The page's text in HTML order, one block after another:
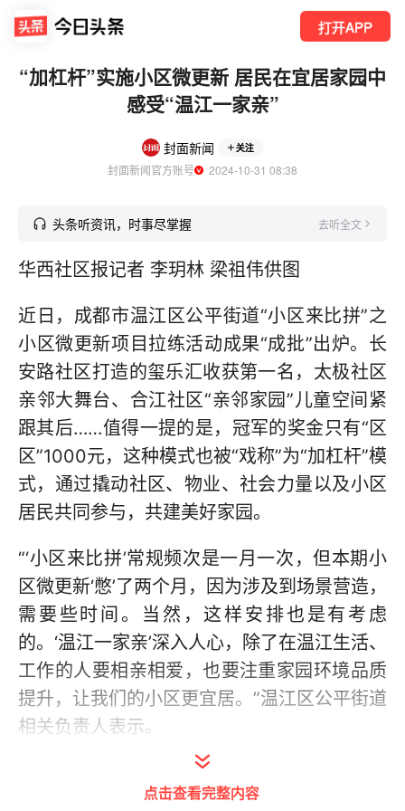
打开APP
“加杠杆”实施小区微更新 居民在宜居家园中
感受“温江一家亲”
封面新闻 关注
封面新闻官方账号
  2024-10-31 08:38
头条听资讯，时事尽掌握 去听全文
华西社区报记者 李玥林 梁祖伟供图
近日，成都市温江区公平街道“小区来比拼”之
小区微更新项目拉练活动成果“成批”出炉。长
安路社区打造的玺乐汇收获第一名，太极社区
亲邻大舞台、合江社区“亲邻家园”儿童空间紧
跟其后……值得一提的是，冠军的奖金只有“区
区”1000元，这种模式也被“戏称”为“加杠杆”模
式，通过撬动社区、物业、社会力量以及小区
居民共同参与，共建美好家园。
“‘小区来比拼’常规频次是一月一次，但本期小
区微更新‘憋’了两个月，因为涉及到场景营造，
需要些时间。当然，这样安排也是有考虑
的。‘温江一家亲’深入人心，除了在温江生活、
工作的人要相亲相爱，也要注重家园环境品质
提升，让我们的小区更宜居。”温江区公平街道
相关负责人表示。
自9月开始，公平街道各村（社区）分为两批
围绕“从无到有”“从有到优”开展场景营造。经
点击查看完整内容